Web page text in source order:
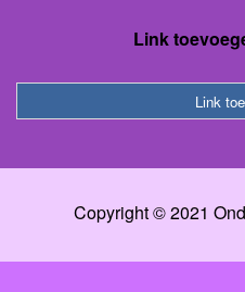
Link
Link
Copyright © 2021